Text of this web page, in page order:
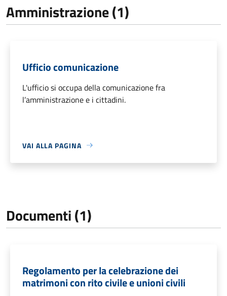
Amministrazione (1)
Ufficio comunicazione
L'ufficio si occupa della comunicazione fra
l’amministrazione e i cittadini.
VAI ALLA PAGINA
Documenti (1)
Regolamento per la celebrazione dei
matrimoni con rito civile e unioni civili